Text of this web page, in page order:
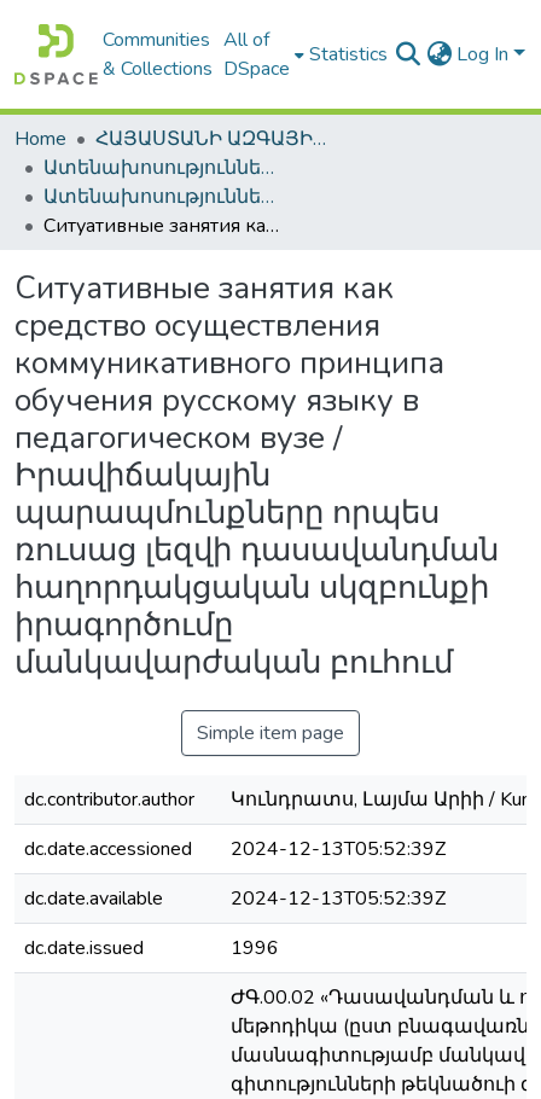
Communities
& Collections
All of
DSpace
Statistics Log In
Home
ՀԱՅԱՍՏԱՆԻ ԱԶԳԱՅԻՆ ԳՐԱԴԱՐԱՆԻ ԹՎԱՅԻՆ ՊԱՀՈՑ / DIGITAL REPOSITORY OF NLA
Ատենախոսություններ և սեղմագրեր / Theses & Abstracts
Ատենախոսություններ և սեղմագրեր / Theses & Abstracts
Ситуативные занятия как средство осуществления коммуникативного принципа обучения русскому языку в педагогическом вузе / Իրավիճակային պարապմունքները որպես ռուսաց լեզվի դասավանդման հաղորդակցական սկզբունքի իրագործումը մանկավարժական բուհում
Ситуативные занятия как
средство осуществления
коммуникативного принципа
обучения русскому языку в
педагогическом вузе /
Իրավիճակային
պարապմունքները որպես
ռուսաց լեզվի դասավանդման
հաղորդակցական սկզբունքի
իրագործումը
մանկավարժական բուհում
Simple item page
dc.contributor.author
Կունդրատս, Լայմա Արիի /
dc.date.accessioned
2024-12-13T05:52:39Z
dc.date.available
2024-12-13T05:52:39Z
dc.date.issued
1996
ԺԳ.00.02 «Դասավանդման և
մեթոդիկա (ըստ
մասնագիտությամբ
գիտությունների թեկնածուի